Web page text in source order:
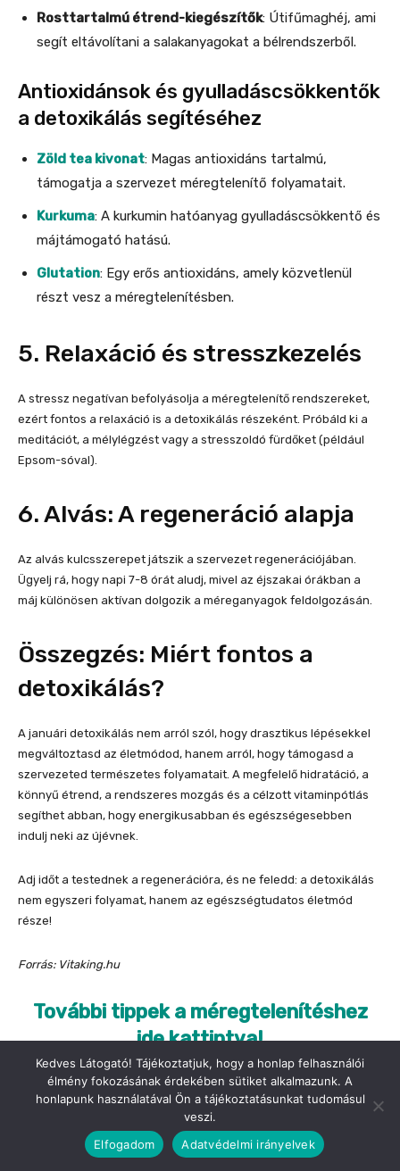
Kedves Látogató! Tájékoztatjuk, hogy a honlap felhasználói
élmény fokozásának érdekében sütiket alkalmazunk. A
honlapunk használatával Ön a tájékoztatásunkat tudomásul
veszi.
Elfogadom
Adatvédelmi irányelvek